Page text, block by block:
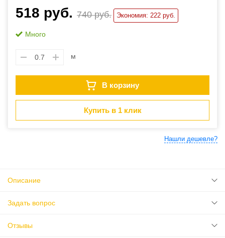
518 руб. 740 руб. Экономия: 222 руб.
Много
м
В корзину
Купить в 1 клик
Нашли дешевле?
Описание
Задать вопрос
Отзывы